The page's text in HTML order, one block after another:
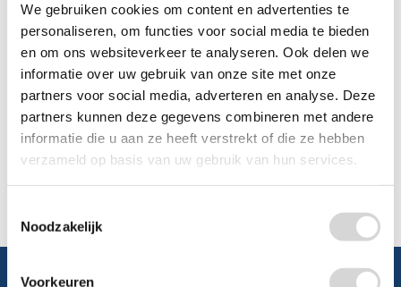
We gebruiken cookies om content en advertenties te
personaliseren, om functies voor social media te bieden
en om ons websiteverkeer te analyseren. Ook delen we
informatie over uw gebruik van onze site met onze
partners voor social media, adverteren en analyse. Deze
partners kunnen deze gegevens combineren met andere
informatie die u aan ze heeft verstrekt of die ze hebben
verzameld op basis van uw gebruik van hun services.
Noodzakelijk
Voorkeuren
Mailen
Offerte aanvragen Vraag een speciale prijs op bij ons, wij
kijken naar de mogelijkheden.